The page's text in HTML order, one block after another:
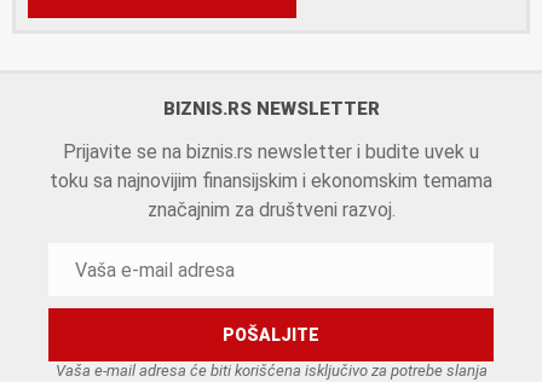
BIZNIS.RS NEWSLETTER
Prijavite se na biznis.rs newsletter i budite uvek u
toku sa najnovijim finansijskim i ekonomskim temama
značajnim za društveni razvoj.
Vaša e-mail adresa će biti korišćena isključivo za potrebe slanja